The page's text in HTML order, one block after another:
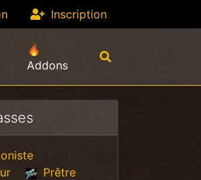
Inscription
Addons
Prêtre